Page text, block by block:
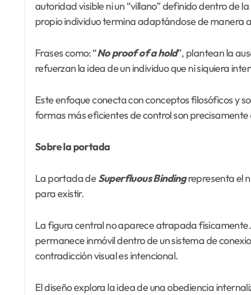
autoridad visible ni un “villano” definido dentro de
propio individuo termina adaptándose de manera
Frases como: “No proof of a hold”, plantean la
refuerzan la idea de un individuo que ni siquiera
Este enfoque conecta con conceptos filosóficos y
formas más eficientes de control son
Sobre la portada
La portada de Superfluous Bindingrepresenta el
para existir.
La figura central no aparece atrapada
permanece inmóvil dentro de un sistema de
contradicción visual es intencional.
El diseño explora la idea de una obediencia